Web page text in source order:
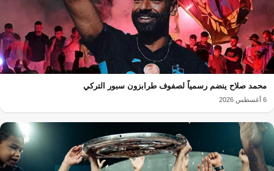
محمد صلاح ينضم رسمياً لصفوف طرابزون سبور التركي
6 أغسطس 2026